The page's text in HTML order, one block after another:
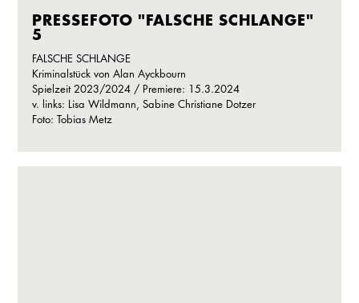
PRESSEFOTO "FALSCHE SCHLANGE"
5
FALSCHE SCHLANGE
Kriminalstück von Alan Ayckbourn
Spielzeit 2023/2024 / Premiere: 15.3.2024
v. links: Lisa Wildmann, Sabine Christiane Dotzer
Foto: Tobias Metz